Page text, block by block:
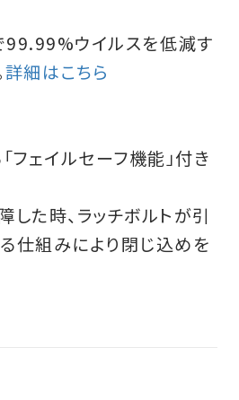
ウイルスを低減す
詳細はこちら
フェイルセーフ機能」付き
した時、ラッチボルトが引
仕組みにより閉じ込めを